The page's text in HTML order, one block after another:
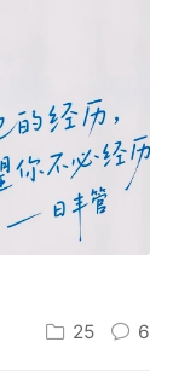
25 6